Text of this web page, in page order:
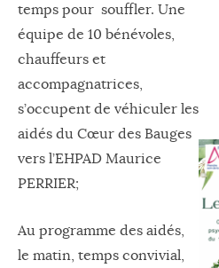
temps pour souffler. Une
équipe de 10 bénévoles,
chauffeurs et
accompagnatrices,
s’occupent de véhiculer les
aidés du Cœur des Bauges
vers l’EHPAD Maurice
PERRIER;
Au programme des aidés,
le matin, temps convivial,